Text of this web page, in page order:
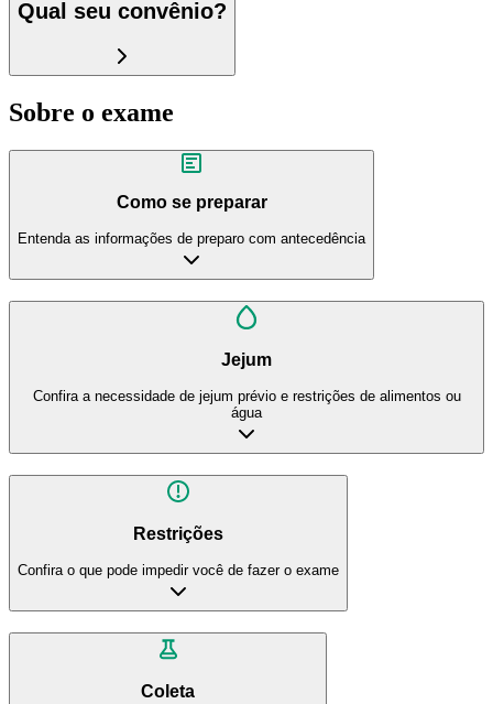
Qual seu convênio?
Sobre o exame
Como se preparar
Entenda as informações de preparo com antecedência
Jejum
Confira a necessidade de jejum prévio e restrições de alimentos ou
água
Restrições
Confira o que pode impedir você de fazer o exame
Coleta